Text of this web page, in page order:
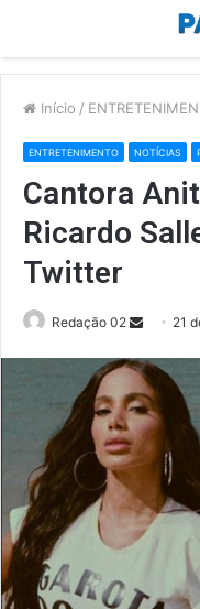
Início /
ENTRETENIMENTO NOTÍCIAS
Cantora
Ricardo
Twitter
Redação 02
Send
email
21